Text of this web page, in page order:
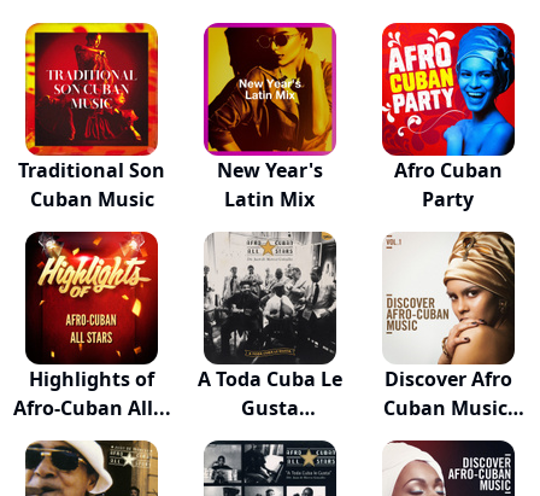
Traditional Son
Cuban Music
New Year's
Latin Mix
Afro Cuban
Party
Highlights of
Afro-Cuban All...
A Toda Cuba Le
Gusta
(Remaste...
Discover Afro
Cuban Music,
Vo...